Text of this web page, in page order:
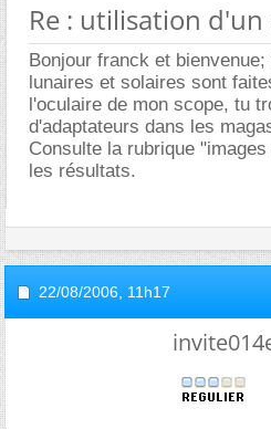
Re : utilisation d'un
Bonjour franck et
lunaires et solaires sont
l'oculaire de mon scope, tu
d'adaptateurs dans les
Consulte la rubrique
les résultats.
22/08/2006, 11h17